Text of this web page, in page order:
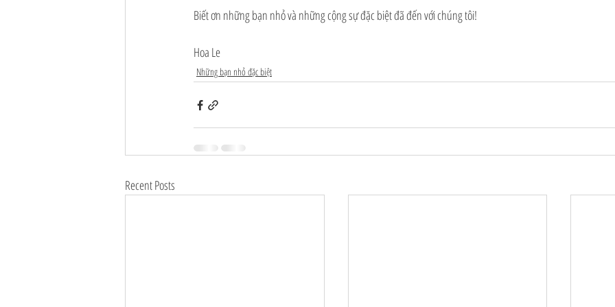
Biết ơn những bạn nhỏ và những cộng sự đặc biệt đã đến với chúng tôi!
Hoa Le
Những bạn nhỏ đặc biệt
Recent Posts